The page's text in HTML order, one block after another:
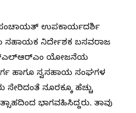
ಪಂಚಾಯತ್ ಉಪಕಾರ್ಯದರ್ಶಿ
ಸಹಾಯಕ ನಿರ್ದೇಶಕ ಬಸವರಾಜ
ಯೋಜನೆಯ
ಹಾಗೂ ಸ್ವಸಹಾಯ ಸಂಘಗಳ
ಸೇರಿದಂತೆ ನೂರಕ್ಕೂ ಹೆಚ್ಚು
ಭಾಗವಹಿಸಿದ್ದರು. ತಾವು